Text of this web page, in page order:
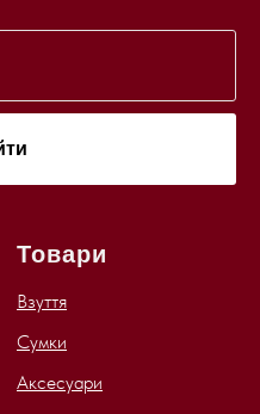
Товари
Взуття
Сумки
Аксесуари